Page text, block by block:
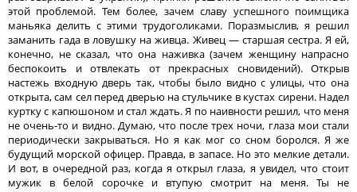
этой проблемой. Тем более, зачем славу успешного поимщика
маньяка делить с этими трудоголиками. Поразмыслив, я решил
заманить гада в ловушку на живца. Живец — старшая сестра. Я ей,
конечно, не сказал, что она наживка (зачем женщину напрасно
беспокоить и отвлекать от прекрасных сновидений). Открыв
настежь входную дверь так, чтобы было видно с улицы, что она
открыта, сам сел перед дверью на стульчике в кустах сирени. Надел
куртку с капюшоном и стал ждать. Я по наивности решил, что меня
не очень-то и видно. Думаю, что после трех ночи, глаза мои стали
периодически закрываться. Но я как мог со сном боролся. Я же
будущий морской офицер. Правда, в запасе. Но это мелкие детали.
И вот, в очередной раз, когда я открыл глаза, я увидел, что стоит
мужик в белой сорочке и втупую смотрит на меня. Ты не